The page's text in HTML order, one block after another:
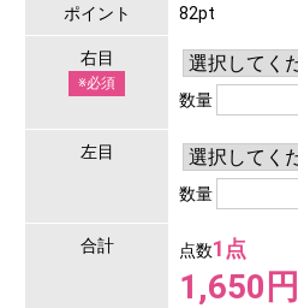
ポイント 82pt
右目
※必須
数量
左目
数量
合計 点数1点
1,650円